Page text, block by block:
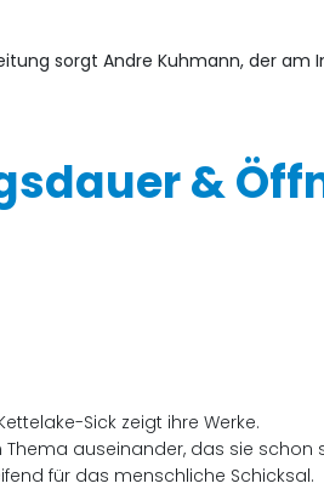
sorgt Andre Kuhmann, der
&
Sick zeigt ihre Werke.
auseinander, das sie
für das menschliche Schicksal.